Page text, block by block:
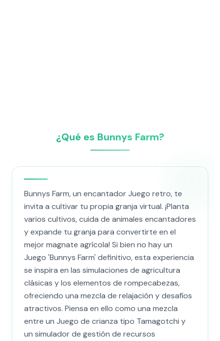
¿Qué es Bunnys Farm?
Bunnys Farm, un encantador Juego retro, te
invita a cultivar tu propia granja virtual. ¡Planta
varios cultivos, cuida de animales encantadores
y expande tu granja para convertirte en el
mejor magnate agrícola! Si bien no hay un
Juego 'Bunnys Farm' definitivo, esta experiencia
se inspira en las simulaciones de agricultura
clásicas y los elementos de rompecabezas,
ofreciendo una mezcla de relajación y desafíos
atractivos. Piensa en ello como una mezcla
entre un Juego de crianza tipo Tamagotchi y
un simulador de gestión de recursos